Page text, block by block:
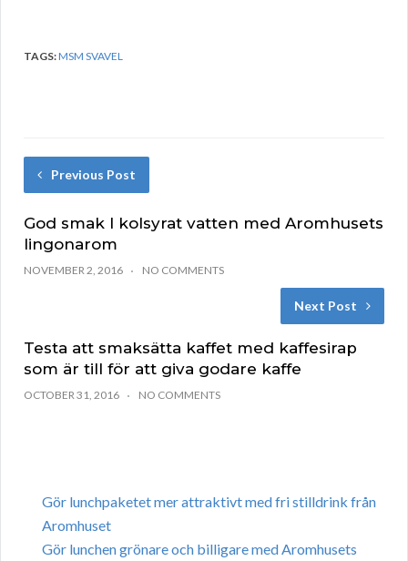
TAGS:MSM SVAVEL
Previous Post
God smak I kolsyrat vatten med Aromhusets
lingonarom
NOVEMBER 2, 2016 NO COMMENTS
Next Post
Testa att smaksätta kaffet med kaffesirap
som är till för att giva godare kaffe
OCTOBER 31, 2016 NO COMMENTS
Gör lunchpaketet mer attraktivt med fri stilldrink från
Aromhuset
Gör lunchen grönare och billigare med Aromhusets